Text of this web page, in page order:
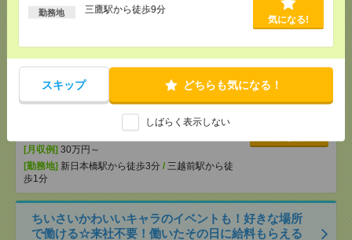
勤務地
三鷹駅から徒歩9分
気になる!
スキップ どちらも気になる！
しばらく表示しない
【在宅勤務OK】時給3000円！10～16時＊残業ほぼな
し▼新日本橋で一般事務[派遣]
[給 与]時給3000円 月収例 30万円 時給3000円×
実働5h×週5日×4週 ※月収例を保証するものではあ
りません。※給与即受取りサービス利用可（利用条
1ヶ月3万円を上限として実費支給
[月収例] 30万円～
[勤務地] 新日本橋駅から徒歩3分 / 三越前駅から徒
歩1分
ちいさいかわいいキャラのイベントも！好きな場所
で働ける☆来社不要！働いたその日に給料もらえる